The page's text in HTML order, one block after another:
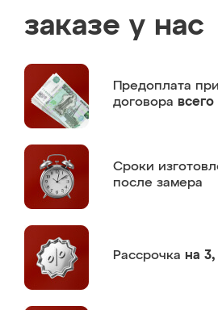
заказе у нас
Предоплата
договора
Сроки
после замера
Рассрочка на